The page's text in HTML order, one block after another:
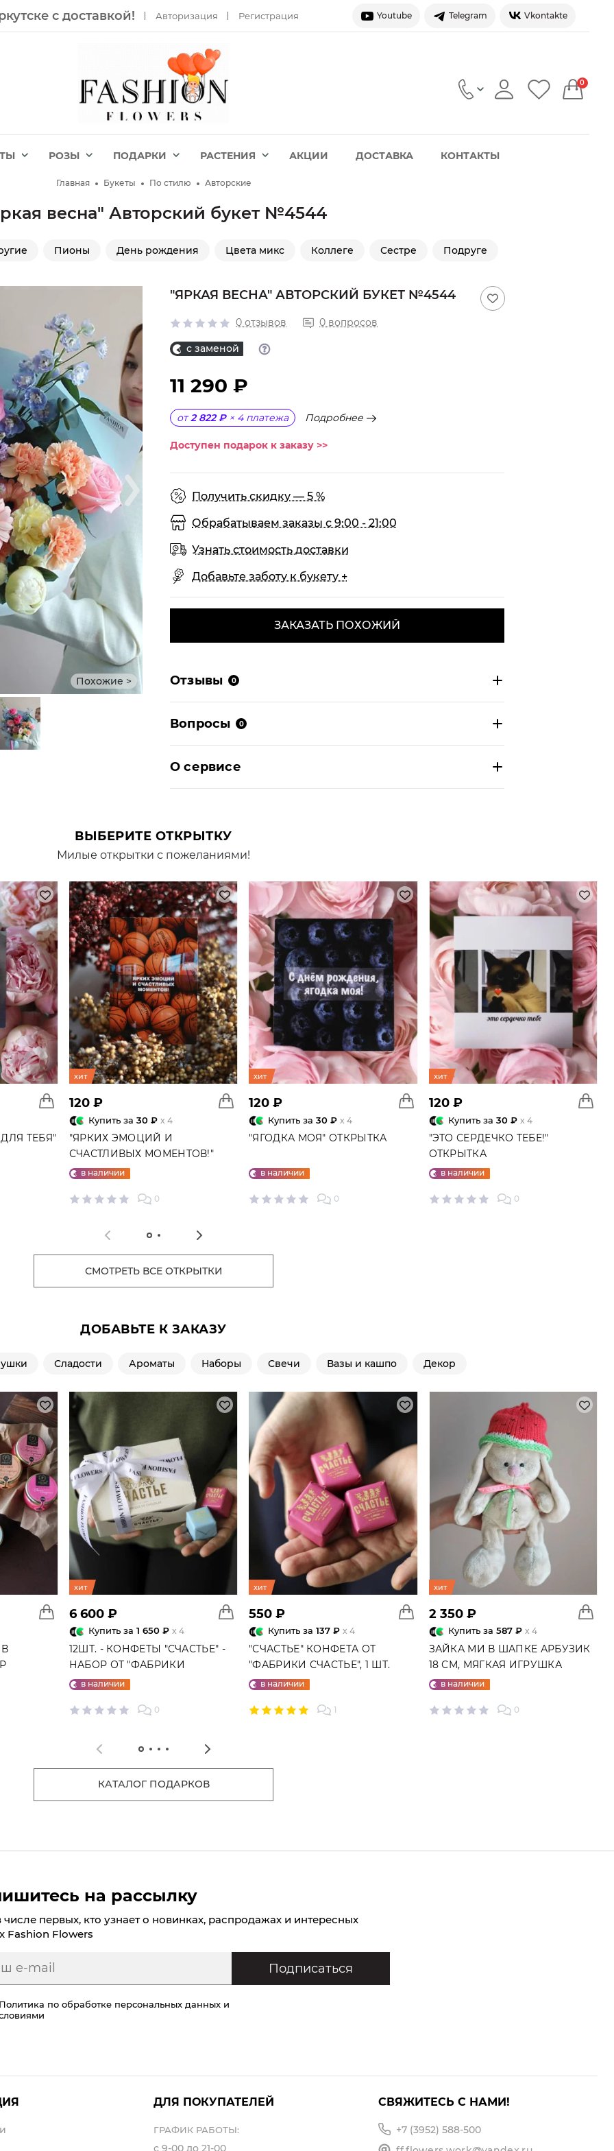
с доставкой! Авторизация Регистрация Youtube Telegram Vkontakte
0
РОЗЫ ПОДАРКИ РАСТЕНИЯ АКЦИИ ДОСТАВКА КОНТАКТЫ
Главная Букеты По стилю Авторские
весна" Авторский букет №4544
Пионы День рождения Цвета микс Коллеге Сестре Подруге
Похожие >
"ЯРКАЯ ВЕСНА" АВТОРСКИЙ БУКЕТ №4544
0 отзывов 0 вопросов
с заменой
11 290 ₽
от 2 822 ₽ × 4 платежа Подробнее
Доступен подарок к заказу >>
Получить скидку — 5 %
Обрабатываем заказы с 9:00 - 21:00
Узнать стоимость доставки
Добавьте заботу к букету +
ЗАКАЗАТЬ ПОХОЖИЙ
Отзывы 0
Вопросы 0
О сервисе
ВЫБЕРИТЕ ОТКРЫТКУ
Милые открытки с пожеланиями!
ТЕБЯ"
хит
120 ₽
Купить за 30 ₽ x 4
"ЯРКИХ ЭМОЦИЙ И
СЧАСТЛИВЫХ МОМЕНТОВ!"
ОТКРЫТКА
в наличии
0
хит
120 ₽
Купить за 30 ₽ x 4
"ЯГОДКА МОЯ" ОТКРЫТКА
в наличии
0
хит
120 ₽
Купить за 30 ₽ x 4
"ЭТО СЕРДЕЧКО ТЕБЕ!"
ОТКРЫТКА
в наличии
0
СМОТРЕТЬ ВСЕ ОТКРЫТКИ
ДОБАВЬТЕ К ЗАКАЗУ
Сладости Ароматы Наборы Свечи Вазы и кашпо Декор
хит
6 600 ₽
Купить за 1 650 ₽ x 4
12ШТ. - КОНФЕТЫ "СЧАСТЬЕ" -
НАБОР ОТ "ФАБРИКИ
СЧАСТЬЕ"
в наличии
0
хит
550 ₽
Купить за 137 ₽ x 4
"СЧАСТЬЕ" КОНФЕТА ОТ
"ФАБРИКИ СЧАСТЬЕ", 1 ШТ.
в наличии
1
хит
2 350 ₽
Купить за 587 ₽ x 4
ЗАЙКА МИ В ШАПКЕ АРБУЗИК
18 СМ, МЯГКАЯ ИГРУШКА
в наличии
0
КАТАЛОГ ПОДАРКОВ
на рассылку
числе первых, кто узнает о новинках, распродажах и интересных
Fashion Flowers
по обработке персональных данных и
Подписаться
ДЛЯ ПОКУПАТЕЛЕЙ
ГРАФИК РАБОТЫ:
с 9-00 до 21-00
СВЯЖИТЕСЬ С НАМИ!
+7 (3952) 588-500